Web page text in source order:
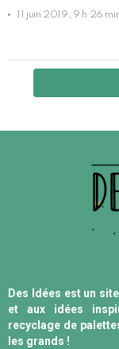
11 juin 2019, 9 h 26
Des Idées est un
et aux idées
recyclage de
les grands !